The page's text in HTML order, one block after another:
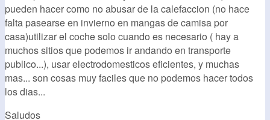
pueden hacer como no abusar de la calefaccion (no hace
falta pasearse en invierno en mangas de camisa por
casa)utilizar el coche solo cuando es necesario ( hay a
muchos sitios que podemos ir andando en transporte
publico...), usar electrodomesticos eficientes, y muchas
mas... son cosas muy faciles que no podemos hacer todos
los dias...
Saludos